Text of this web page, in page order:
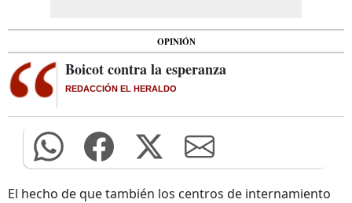
OPINIÓN
Boicot contra la esperanza
REDACCIÓN EL HERALDO
El hecho de que también los centros de internamiento